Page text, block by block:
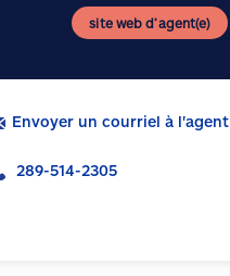
site web d’agent(e)
Envoyer un courriel à l'agent
289-514-2305